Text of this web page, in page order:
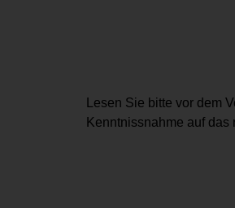
Lesen Sie bitte vor dem
Kenntnissnahme auf